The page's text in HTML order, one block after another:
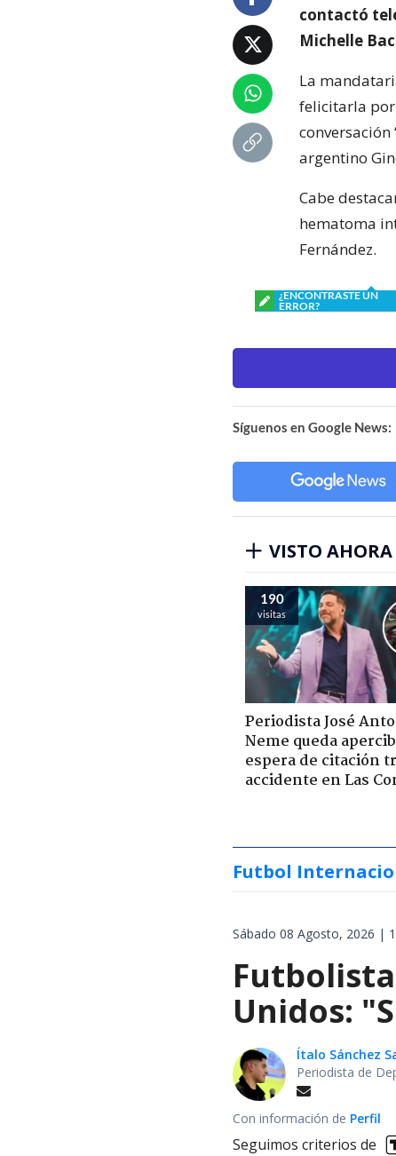
contactó
Michelle
La
felicitarla por
argentino
Cabe
hematoma
Fernández.
¿ENCONTRASTE UN
ERROR?
Síguenos en Google News:
VISTO AHORA
190
visitas
Periodista José
Neme queda
espera de citación
accidente en Las
Futbol
Sábado 08 Agosto, 2026 |
Unidos:
Ítalo Sánchez
Periodista de
Con información de Perfil
Seguimos criterios de